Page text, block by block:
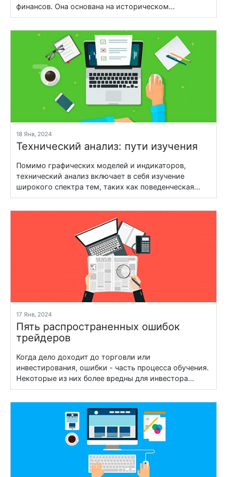
финансов. Она основана на историческом...
18 Янв, 2024
Технический анализ: пути изучения
Помимо графических моделей и индикаторов,
технический анализ включает в себя изучение
широкого спектра тем, таких как поведенческая...
17 Янв, 2024
Пять распространенных ошибок
трейдеров
Когда дело доходит до торговли или
инвестирования, ошибки - часть процесса обучения.
Некоторые из них более вредны для инвестора...